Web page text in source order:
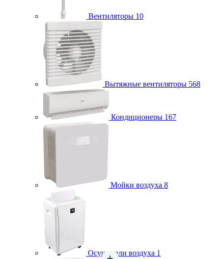
Вентиляторы 10
Вытяжные вентиляторы 568
Кондиционеры 167
Мойки воздуха 8
Осушители воздуха 1